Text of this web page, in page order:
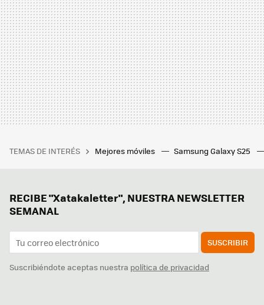
TEMAS DE INTERÉS Mejores móviles Samsung Galaxy S25
RECIBE "Xatakaletter", NUESTRA NEWSLETTER
SEMANAL
SUSCRIBIR
Suscribiéndote aceptas nuestra política de privacidad